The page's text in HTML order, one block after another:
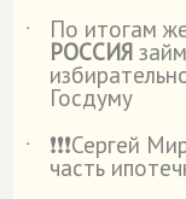
˙ По итогам
РОССИЯ
Госдуму
˙
❗️❗️❗️Сергей
часть